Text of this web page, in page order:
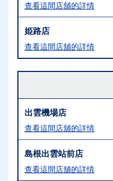
查看這間店舖的詳情
姫路店
查看這間店舖的詳情
出雲機場店
查看這間店舖的詳情
島根出雲站前店
查看這間店舖的詳情